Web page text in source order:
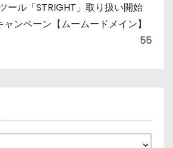
ール「STRIGHT」取り扱い開始
ンペーン【ムームードメイン】
55